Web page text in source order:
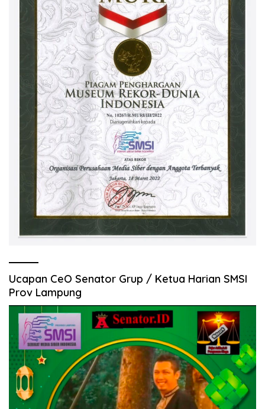
Ucapan CeO Senator Grup / Ketua Harian SMSI
Prov Lampung